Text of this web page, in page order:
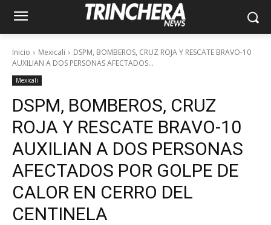
Inicio Mexicali
DSPM, BOMBEROS, CRUZ ROJA Y RESCATE BRAVO-10
AUXILIAN A DOS PERSONAS AFECTADOS...
Mexicali
DSPM, BOMBEROS, CRUZ
ROJA Y RESCATE BRAVO-10
AUXILIAN A DOS PERSONAS
AFECTADOS POR GOLPE DE
CALOR EN CERRO DEL
CENTINELA